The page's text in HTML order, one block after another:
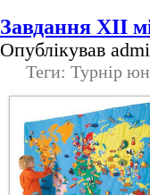
Завдання ХІІ
Опублікував
Теги: Турнір